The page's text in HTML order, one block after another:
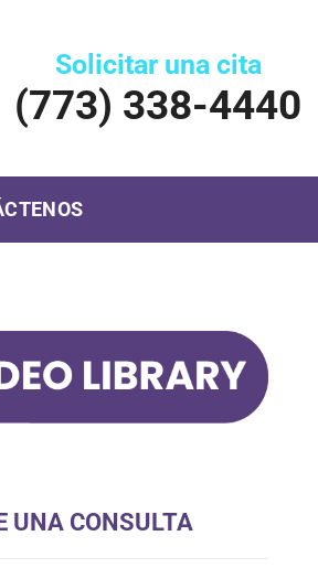
Solicitar una cita
(773) 338-4440
UNA CONSULTA